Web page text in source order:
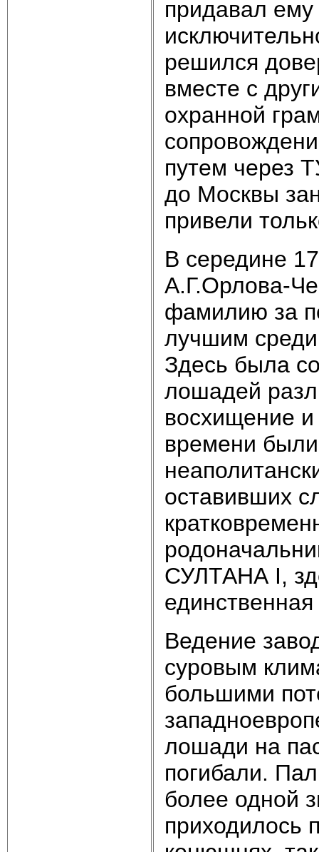
придавал
решился
вместе с
охранной
путем
до Москвы
привели
В середине
А.Г.Орлова-
фамилию за
лучшим
Здесь была
лошадей
восхищение и
времени
оставивших
СУЛТАНА I,
Ведение
суровым
большими
лошади на
погибали.
более одной
приходилось